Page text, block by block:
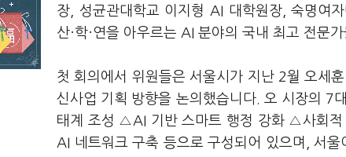
장, 성균관대학교 이지형 AI 대학원장, 숙명여
산·학·연을 아우르는 AI 분야의 국내 최고 전문
첫 회의에서 위원들은 서울시가 지난 2월 오세
신사업 기획 방향을 논의했습니다. 오 시장의
태계 조성 △AI 기반 스마트 행정 강화 △사회
AI 네트워크 구축 등으로 구성되어 있으며, 서